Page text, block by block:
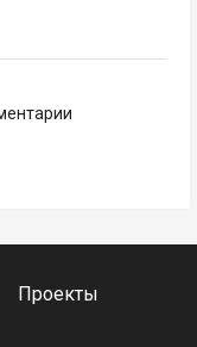
Проекты